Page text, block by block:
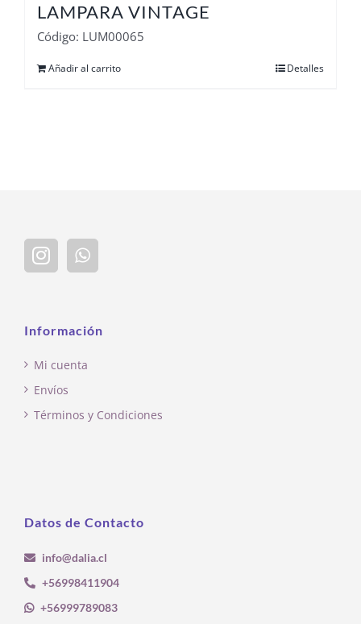
LAMPARA VINTAGE
Código: LUM00065
Añadir al carrito Detalles
Información
Mi cuenta
Envíos
Términos y Condiciones
Datos de Contacto
info@dalia.cl
+56998411904
+56999789083